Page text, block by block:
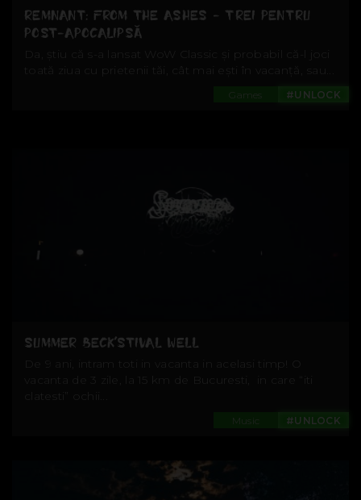
REMNANT: FROM THE ASHES - TREI PENTRU
POST-APOCALIPSĂ
Da, știu că s-a lansat WoW Classic și probabil că-l joci
toată ziua cu prietenii tăi, cât mai ești în vacanță, sau...
#UNLOCK
Games
SUMMER BECK’STIVAL WELL
De 9 ani, intram toti in vacanta in acelasi timp! O
vacanta de 3 zile, la 15 km de Bucuresti, in care “iti
clatesti” ochii...
#UNLOCK
Music